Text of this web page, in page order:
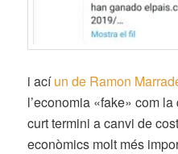
i acíun de Ramon
l’economia «fake» com
curt termini a canvi de
econòmics molt més